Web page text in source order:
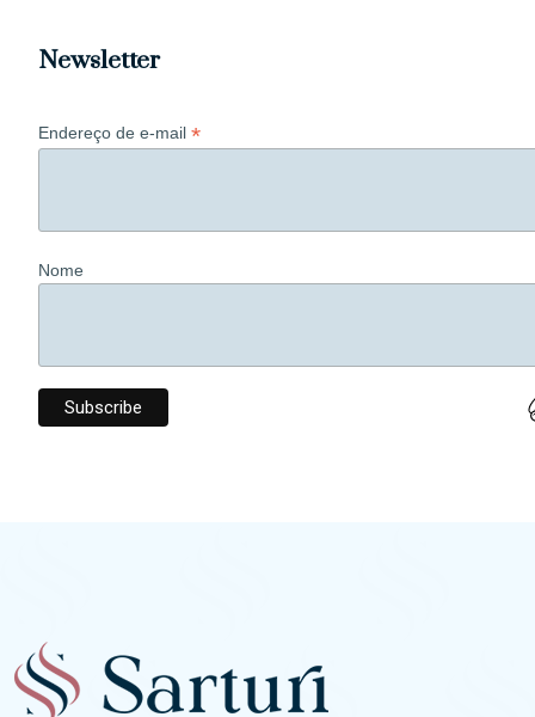
Newsletter
Endereço de e-mail *
Nome